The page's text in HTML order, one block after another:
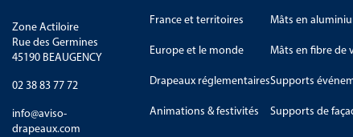
Zone Actiloire
Rue des Germines
45190 BEAUGENCY
02 38 83 77 72
info@aviso-
drapeaux.com
France et territoires
Europe et le monde
Drapeaux réglementaires
Animations & festivités
Mâts en
Mâts en fibre de
Supports
Supports de